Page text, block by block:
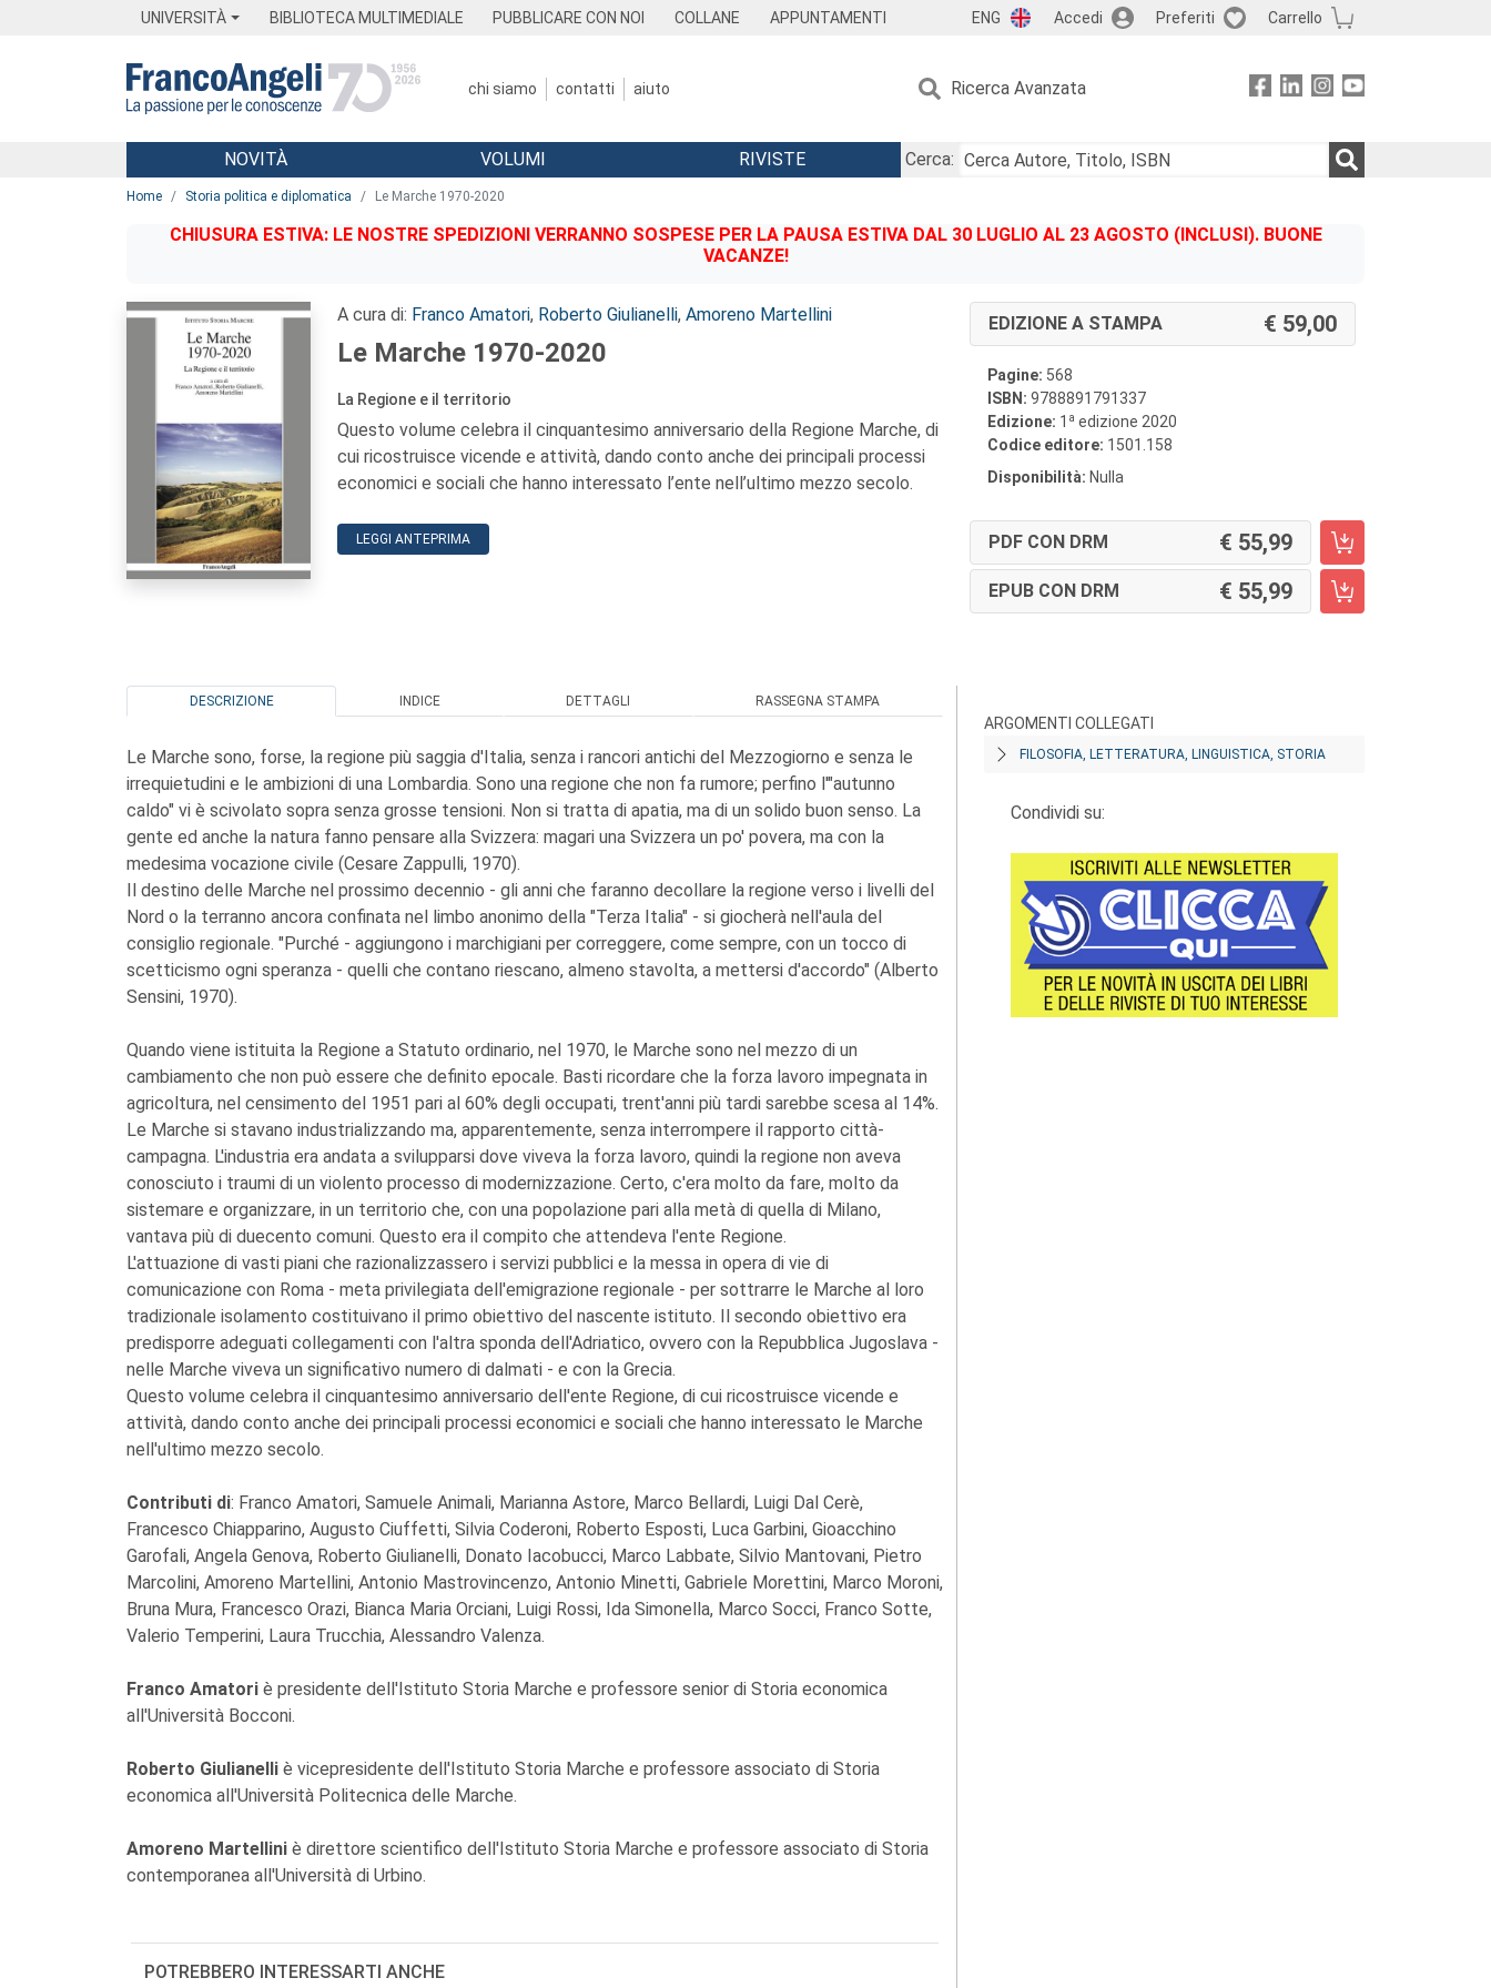
UNIVERSITÀ BIBLIOTECA MULTIMEDIALE PUBBLICARE CON NOI COLLANE APPUNTAMENTI ENG Accedi Preferiti Carrello
chi siamo contatti aiuto Ricerca Avanzata
Menu
NOVITÀ VOLUMI RIVISTE
Cerca:
Home Storia politica e diplomatica Le Marche 1970-2020
CHIUSURA ESTIVA: LE NOSTRE SPEDIZIONI VERRANNO SOSPESE PER LA PAUSA ESTIVA DAL 30 LUGLIO AL 23 AGOSTO (INCLUSI). BUONE
VACANZE!
A cura di: Franco Amatori, Roberto Giulianelli, Amoreno Martellini
Le Marche 1970-2020
La Regione e il territorio
Questo volume celebra il cinquantesimo anniversario della Regione Marche, di
cui ricostruisce vicende e attività, dando conto anche dei principali processi
economici e sociali che hanno interessato l’ente nell’ultimo mezzo secolo.
LEGGI ANTEPRIMA
EDIZIONE A STAMPA 59,00
Pagine: 568
ISBN: 9788891791337
Edizione: 1 a edizione 2020
Codice editore: 1501.158
Disponibilità: Nulla
PDF CON DRM 55,99
EPUB CON DRM 55,99
DESCRIZIONE INDICE DETTAGLI RASSEGNA STAMPA
Le Marche sono, forse, la regione più saggia d'Italia, senza i rancori antichi del Mezzogiorno e senza le
irrequietudini e le ambizioni di una Lombardia. Sono una regione che non fa rumore; perfino l'"autunno
caldo" vi è scivolato sopra senza grosse tensioni. Non si tratta di apatia, ma di un solido buon senso. La
gente ed anche la natura fanno pensare alla Svizzera: magari una Svizzera un po' povera, ma con la
medesima vocazione civile (Cesare Zappulli, 1970).
Il destino delle Marche nel prossimo decennio - gli anni che faranno decollare la regione verso i livelli del
Nord o la terranno ancora confinata nel limbo anonimo della "Terza Italia" - si giocherà nell'aula del
consiglio regionale. "Purché - aggiungono i marchigiani per correggere, come sempre, con un tocco di
scetticismo ogni speranza - quelli che contano riescano, almeno stavolta, a mettersi d'accordo" (Alberto
Sensini, 1970).
Quando viene istituita la Regione a Statuto ordinario, nel 1970, le Marche sono nel mezzo di un
cambiamento che non può essere che definito epocale. Basti ricordare che la forza lavoro impegnata in
agricoltura, nel censimento del 1951 pari al 60% degli occupati, trent'anni più tardi sarebbe scesa al 14%.
Le Marche si stavano industrializzando ma, apparentemente, senza interrompere il rapporto città-
campagna. L'industria era andata a svilupparsi dove viveva la forza lavoro, quindi la regione non aveva
conosciuto i traumi di un violento processo di modernizzazione. Certo, c'era molto da fare, molto da
sistemare e organizzare, in un territorio che, con una popolazione pari alla metà di quella di Milano,
vantava più di duecento comuni. Questo era il compito che attendeva l'ente Regione.
L'attuazione di vasti piani che razionalizzassero i servizi pubblici e la messa in opera di vie di
comunicazione con Roma - meta privilegiata dell'emigrazione regionale - per sottrarre le Marche al loro
tradizionale isolamento costituivano il primo obiettivo del nascente istituto. Il secondo obiettivo era
predisporre adeguati collegamenti con l'altra sponda dell'Adriatico, ovvero con la Repubblica Jugoslava -
nelle Marche viveva un significativo numero di dalmati - e con la Grecia.
Questo volume celebra il cinquantesimo anniversario dell'ente Regione, di cui ricostruisce vicende e
attività, dando conto anche dei principali processi economici e sociali che hanno interessato le Marche
nell'ultimo mezzo secolo.
Contributi di: Franco Amatori, Samuele Animali, Marianna Astore, Marco Bellardi, Luigi Dal Cerè,
Francesco Chiapparino, Augusto Ciuffetti, Silvia Coderoni, Roberto Esposti, Luca Garbini, Gioacchino
Garofali, Angela Genova, Roberto Giulianelli, Donato Iacobucci, Marco Labbate, Silvio Mantovani, Pietro
Marcolini, Amoreno Martellini, Antonio Mastrovincenzo, Antonio Minetti, Gabriele Morettini, Marco Moroni,
Bruna Mura, Francesco Orazi, Bianca Maria Orciani, Luigi Rossi, Ida Simonella, Marco Socci, Franco Sotte,
Valerio Temperini, Laura Trucchia, Alessandro Valenza.
Franco Amatori è presidente dell'Istituto Storia Marche e professore senior di Storia economica
all'Università Bocconi.
Roberto Giulianelli è vicepresidente dell'Istituto Storia Marche e professore associato di Storia
economica all'Università Politecnica delle Marche.
Amoreno Martellini è direttore scientifico dell'Istituto Storia Marche e professore associato di Storia
contemporanea all'Università di Urbino.
POTREBBERO INTERESSARTI ANCHE
ARGOMENTI COLLEGATI
FILOSOFIA, LETTERATURA, LINGUISTICA, STORIA
Condividi su: